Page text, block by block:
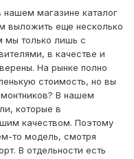
нашем магазине каталог
выложить еще несколько
мы только лишь с
в качестве и
На рынке полно
стоимость, но вы
В нашем
которые в
качеством. Поэтому
то модель, смотря
В отдельности есть